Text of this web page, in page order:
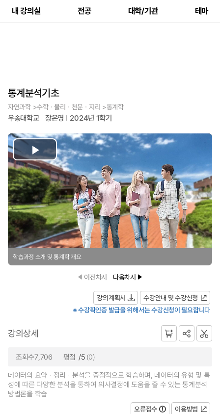
내 강의실 전공 대학/기관 테마
통계분석기초
자연과학 >수학ㆍ물리ㆍ천문ㆍ지리 >통계학
우송대학교 장은영 2024년 1학기
Play
Video
학습과정 소개 및 통계학 개요
이전차시 다음차시
강의계획서
수강안내 및 수강신청
※ 수강확인증 발급을 위해서는 수강신청이 필요합니다
강의상세
조회수7,706 평점 /5 (0)
데이터의 요약ㆍ정리ㆍ분석을 중점적으로 학습하며, 데이터의 유형 및 특
성에 따른 다양한 분석을 통하여 의사결정에 도움을 줄 수 있는 통계분석
방법론을 학습
오류접수
이용방법